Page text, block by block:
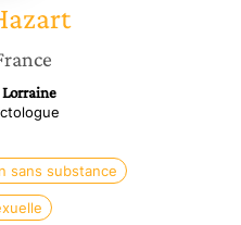
sans substance